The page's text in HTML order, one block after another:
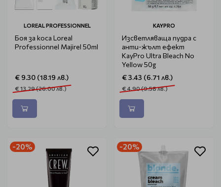
LOREAL PROFESSIONNEL
Боя за коса Loreal
Professionnel Majirel 50ml
€ 9.30 (18.19 лв.)
€ 13.29 (26.00 лв.)
KAYPRO
Изсветляваща пудра с
анти-жълт ефект
KayPro Ultra Bleach No
Yellow 50g
€ 3.43 (6.71 лв.)
€ 4.90 (9.58 лв.)
-20% -20%